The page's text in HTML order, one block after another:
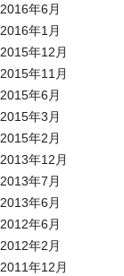
2016年6月
2016年1月
2015年12月
2015年11月
2015年6月
2015年3月
2015年2月
2013年12月
2013年7月
2013年6月
2012年6月
2012年2月
2011年12月